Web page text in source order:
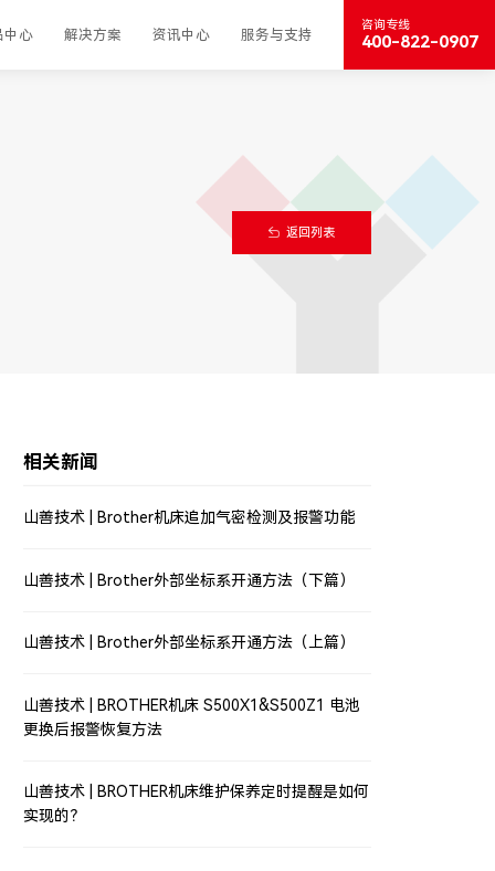
中心 解决方案 资讯中心 服务与支持
咨询专线
400-822-0907
返回列表
相关新闻
山善技术 | Brother机床追加气密检测及报警功能
山善技术 | Brother外部坐标系开通方法（下篇）
山善技术 | Brother外部坐标系开通方法（上篇）
山善技术 | BROTHER机床 S500X1&S500Z1 电池
更换后报警恢复方法
山善技术 | BROTHER机床维护保养定时提醒是如何
实现的？